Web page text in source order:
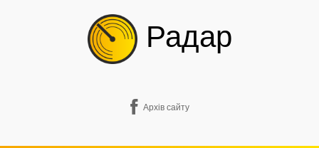
Радар
Архів сайту